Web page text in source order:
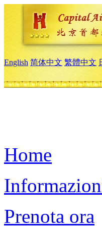
English 简体中文 繁體中文
Home
Prenota ora